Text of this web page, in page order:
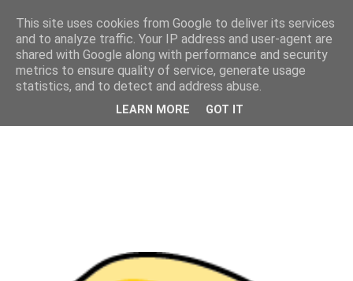
This site uses cookies from Google to deliver its services
and to analyze traffic. Your IP address and user-agent are
shared with Google along with performance and security
metrics to ensure quality of service, generate usage
statistics, and to detect and address abuse.
LEARN MORE GOT IT